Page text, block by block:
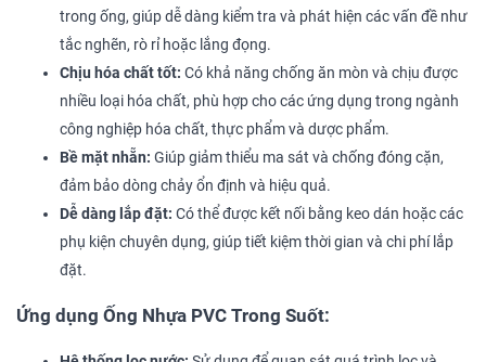
trong ống, giúp dễ dàng kiểm tra và phát hiện các vấn đề như
tắc nghẽn, rò rỉ hoặc lắng đọng.
Chịu hóa chất tốt: Có khả năng chống ăn mòn và chịu được
nhiều loại hóa chất, phù hợp cho các ứng dụng trong ngành
công nghiệp hóa chất, thực phẩm và dược phẩm.
Bề mặt nhẵn: Giúp giảm thiểu ma sát và chống đóng cặn,
đảm bảo dòng chảy ổn định và hiệu quả.
Dễ dàng lắp đặt: Có thể được kết nối bằng keo dán hoặc các
phụ kiện chuyên dụng, giúp tiết kiệm thời gian và chi phí lắp
đặt.
Ứng dụng Ống Nhựa PVC Trong Suốt: